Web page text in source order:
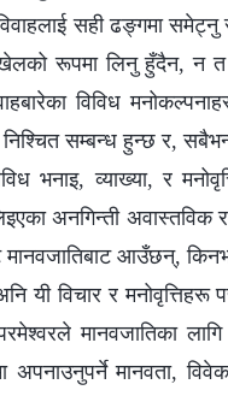
सही ढङ्गमा समेट्नु
खेलको रूपमा लिनु हुँदैन, न त
विविध
निश्चित सम्बन्ध हुन्छ र,
भनाइ, व्याख्या, र
अनगिन्ती
आउँछन्,
यी विचार र मनोवृत्तिहरू
मानवजातिका लागि
अपनाउनुपर्ने मानवता,